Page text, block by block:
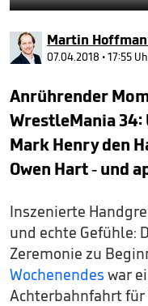
Martin
07.04.2018 • 17:55
Anrührender
WrestleMania 34:
Mark Henry den
Owen Hart - und
Inszenierte
und echte Gefühle:
Zeremonie zu
Wochenendes war
Achterbahnfahrt